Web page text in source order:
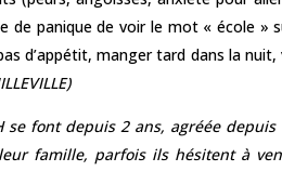
de panique de voir le mot « école »
d’appétit, manger tard dans la
)
se font depuis 2 ans, agréée
famille, parfois ils hésitent à